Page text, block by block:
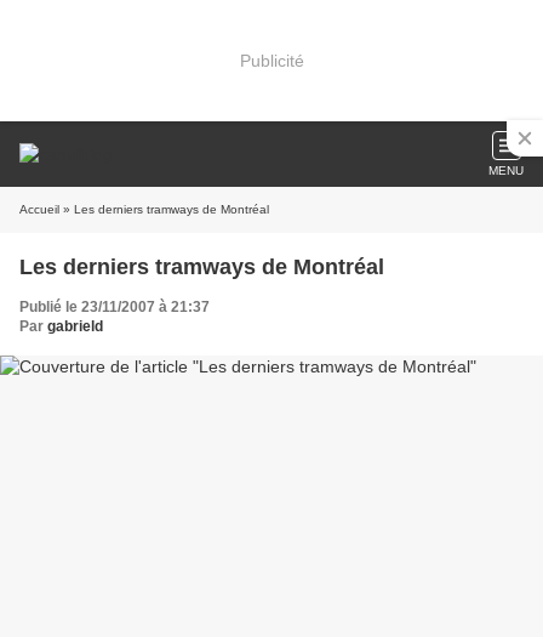
Publicité
MENU
Accueil » Les derniers tramways de Montréal
Les derniers tramways de Montréal
Publié le 23/11/2007 à 21:37
Par gabrield